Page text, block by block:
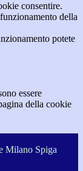
consentire.
della
potete
essere
della cookie
Milano Spiga